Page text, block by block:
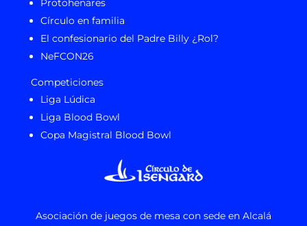
Protohenares
Círculo en familia
El confesionario del Padre Billy ¿Rol?
NeFCON26
Competiciones
Liga Lúdica
Liga Blood Bowl
Copa Magistral Blood Bowl
Asociación de juegos de mesa con sede en Alcalá